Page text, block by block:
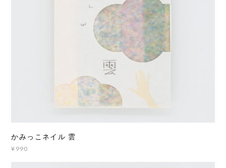
かみっこネイル 雲
¥990